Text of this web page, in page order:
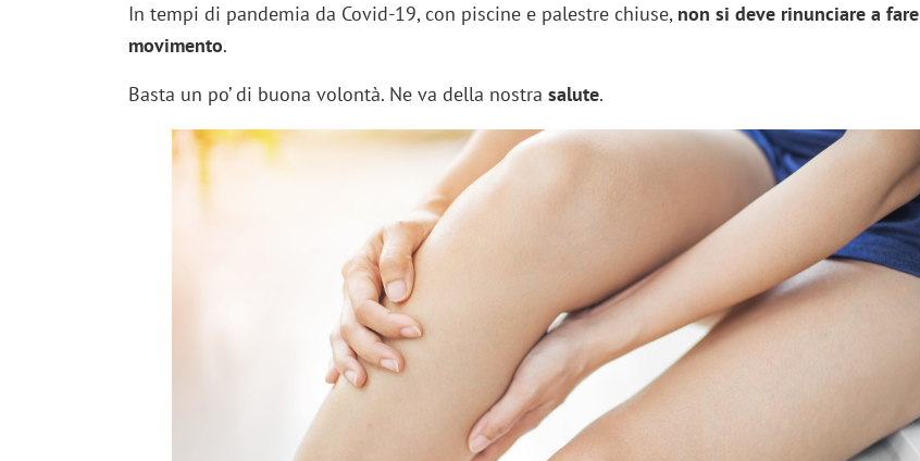
In tempi di pandemia da Covid-19, con piscine e palestre chiuse, non si deve rinunciare a fare
movimento.
Basta un po’ di buona volontà. Ne va della nostra salute.